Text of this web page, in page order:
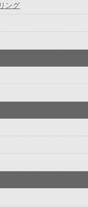
ング